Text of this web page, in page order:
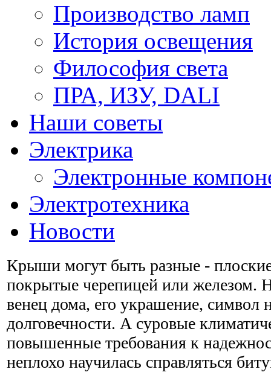
Производство ламп
История освещения
Философия света
ПРА, ИЗУ, DALI
Наши советы
Электрика
Электронные
Электротехника
Новости
Крыши могут быть разные -
покрытые черепицей или железом.
венец дома, его украшение, символ
долговечности. А суровые
повышенные требования к
неплохо научилась справляться